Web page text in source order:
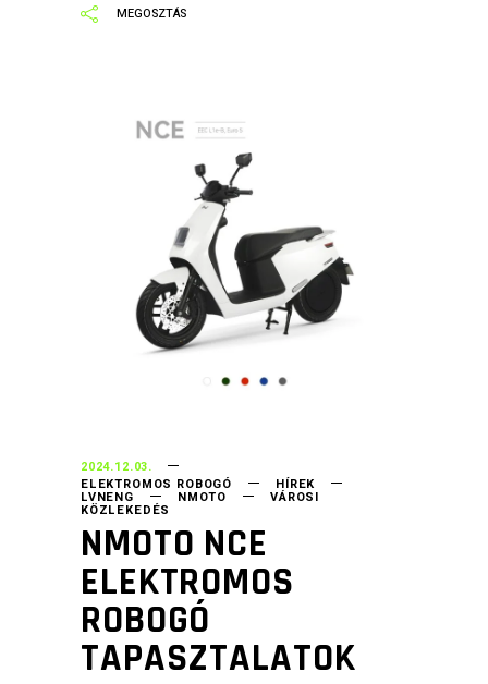
2024.12.03.
ELEKTROMOS ROBOGÓ
HÍREK
LVNENG NMOTO VÁROSI
KÖZLEKEDÉS
NMOTO NCE
ELEKTROMOS
ROBOGÓ
TAPASZTALATOK